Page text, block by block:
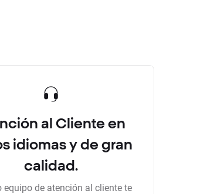
al Cliente en
idiomas y de gran
calidad.
equipo de atención al cliente te